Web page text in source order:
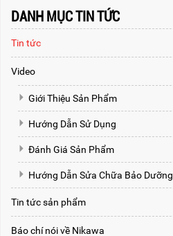
DANH MỤC TIN TỨC
Tin tức
Video
Giới Thiệu Sản Phẩm
Hướng Dẫn Sử Dụng
Đánh Giá Sản Phẩm
Hướng Dẫn Sửa Chữa Bảo Dưỡng
Tin tức sản phẩm
Báo chí nói về Nikawa